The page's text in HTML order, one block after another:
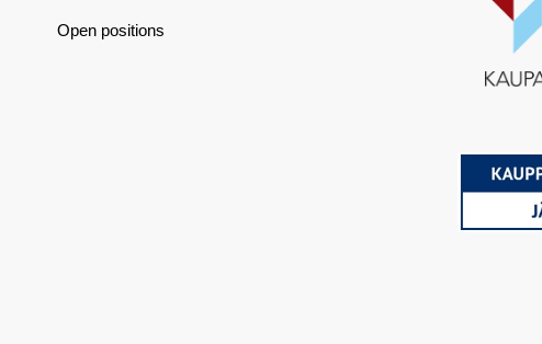
Open positions